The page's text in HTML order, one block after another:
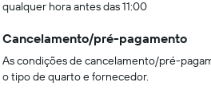
qualquer hora antes das 11:00
Cancelamento/pré-pagamento
As condições de cancelamento/pré-
o tipo de quarto e fornecedor.